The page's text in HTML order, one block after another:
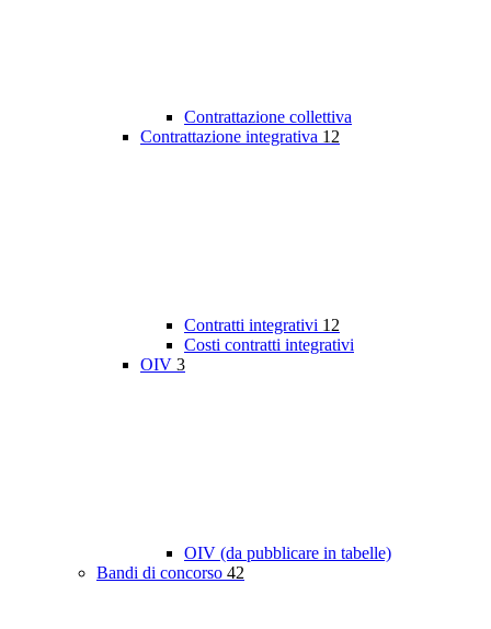
Contrattazione collettiva
Contrattazione integrativa 12
Contratti integrativi 12
Costi contratti integrativi
OIV 3
OIV (da pubblicare in tabelle)
Bandi di concorso 42